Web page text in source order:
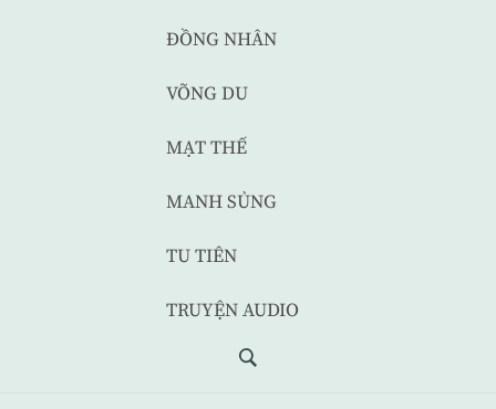
ĐỒNG NHÂN
VÕNG DU
MẠT THẾ
MANH SỦNG
TU TIÊN
TRUYỆN AUDIO